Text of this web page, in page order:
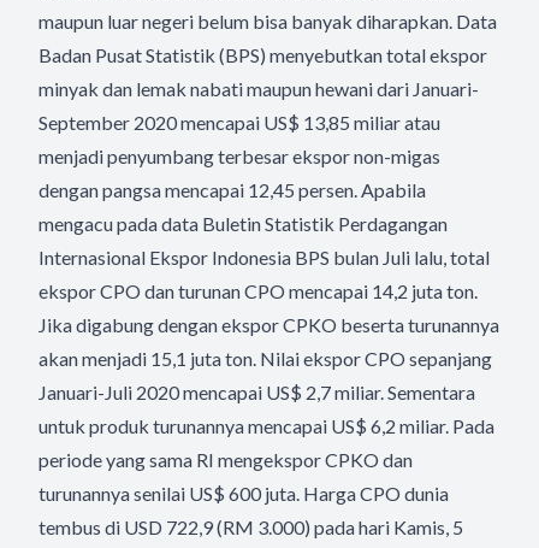
maupun luar negeri belum bisa banyak diharapkan. Data
Badan Pusat Statistik (BPS) menyebutkan total ekspor
minyak dan lemak nabati maupun hewani dari Januari-
September 2020 mencapai US$ 13,85 miliar atau
menjadi penyumbang terbesar ekspor non-migas
dengan pangsa mencapai 12,45 persen. Apabila
mengacu pada data Buletin Statistik Perdagangan
Internasional Ekspor Indonesia BPS bulan Juli lalu, total
ekspor CPO dan turunan CPO mencapai 14,2 juta ton.
Jika digabung dengan ekspor CPKO beserta turunannya
akan menjadi 15,1 juta ton. Nilai ekspor CPO sepanjang
Januari-Juli 2020 mencapai US$ 2,7 miliar. Sementara
untuk produk turunannya mencapai US$ 6,2 miliar. Pada
periode yang sama RI mengekspor CPKO dan
turunannya senilai US$ 600 juta. Harga CPO dunia
tembus di USD 722,9 (RM 3.000) pada hari Kamis, 5